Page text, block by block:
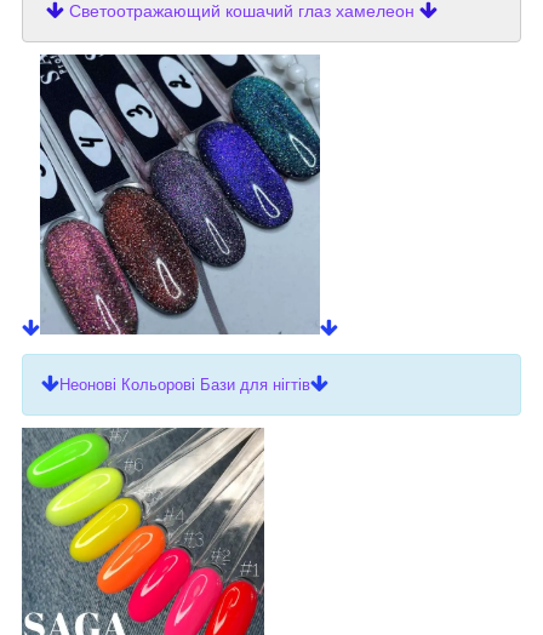
Светоотражающий кошачий глаз хамелеон
Неонові Кольорові Бази для нігтів